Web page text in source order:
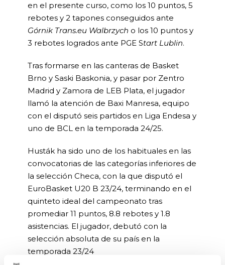
en el presente curso, como los 10 puntos, 5
rebotes y 2 tapones conseguidos ante
Górnik Trans.eu Walbrzych o los 10 puntos y
3 rebotes logrados ante PGE Start Lublin.
Tras formarse en las canteras de Basket
Brno y Saski Baskonia, y pasar por Zentro
Madrid y Zamora de LEB Plata, el jugador
llamó la atención de Baxi Manresa, equipo
con el disputó seis partidos en Liga Endesa y
uno de BCL en la temporada 24/25.
Husták ha sido uno de los habituales en las
convocatorias de las categorías inferiores de
la selección Checa, con la que disputó el
EuroBasket U20 B 23/24, terminando en el
quinteto ideal del campeonato tras
promediar 11 puntos, 8.8 rebotes y 1.8
asistencias. El jugador, debutó con la
selección absoluta de su país en la
temporada 23/24